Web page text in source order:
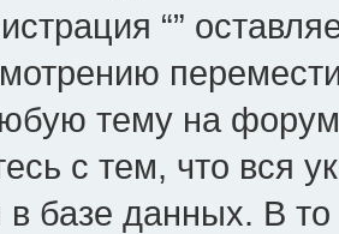
“”
тему на
с тем, что вся
в базе данных. В